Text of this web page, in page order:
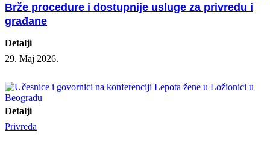
Brže procedure i dostupnije usluge za privredu i
građane
Detalji
29. Maj 2026.
Detalji
Privreda